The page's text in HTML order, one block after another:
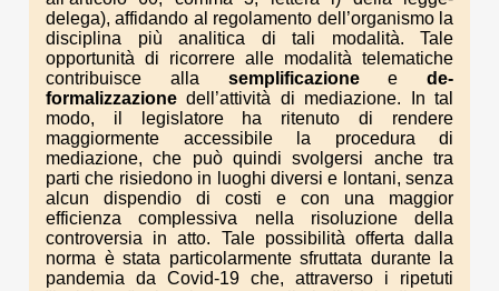
delega), affidando al regolamento dell’organismo la
disciplina più analitica di tali modalità. Tale
opportunità di ricorrere alle modalità telematiche
contribuisce alla semplificazionee de-
formalizzazione dell’attività di mediazione. In tal
modo, il legislatore ha ritenuto di rendere
maggiormente accessibile la procedura di
mediazione, che può quindi svolgersi anche tra
parti che risiedono in luoghi diversi e lontani, senza
alcun dispendio di costi e con una maggior
efficienza complessiva nella risoluzione della
controversia in atto. Tale possibilità offerta dalla
norma è stata particolarmente sfruttata durante la
pandemia da Covid-19 che, attraverso i ripetuti